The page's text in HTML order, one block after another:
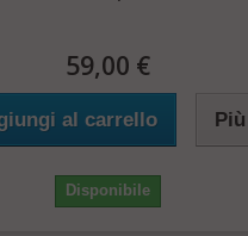
59,00 €
al carrello Più
Disponibile